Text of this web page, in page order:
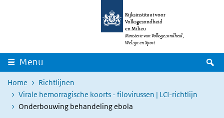
Overslaan en naar de inhoud gaan
Rijksinstituut voor
Volksgezondheid
en Milieu
Ministerie van Volksgezondheid,
Welzijn en Sport
Menu
Home
Richtlijnen
Virale hemorragische koorts - filovirussen | LCI-richtlijn
Onderbouwing behandeling ebola